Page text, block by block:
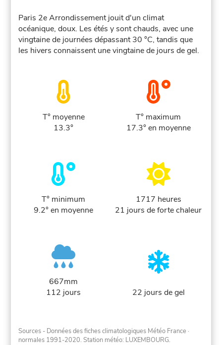
Paris 2e Arrondissement jouit d'un climat
océanique, doux. Les étés y sont chauds, avec une
vingtaine de journées dépassant 30 °C, tandis que
les hivers connaissent une vingtaine de jours de gel.
T° moyenne
13.3°
T° maximum
17.3° en moyenne
T° minimum
9.2° en moyenne
1717 heures
21 jours de forte chaleur
667mm
112 jours
22 jours de gel
Sources - Données des fiches climatologiques Météo France ·
normales 1991-2020. Station météo: LUXEMBOURG.